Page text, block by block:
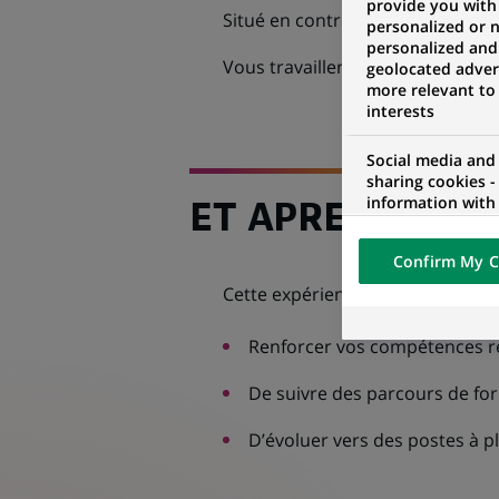
Situé en contre ville, nos locaux
Vous travaillerez du mardi au
ET APRES ?
Cette expérience vous
Renforcer vos compétences
De suivre des parcours de
D’évoluer vers des postes à
provide you with
personalized or
personalized and
geolocated
more relevant
interests
Social media
sharing cookies
information with
networks and
visualization on
of the content
external website.
Confirm My